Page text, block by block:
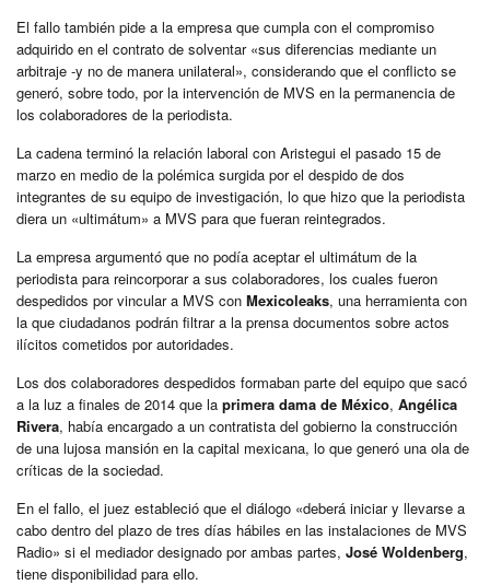
El fallo también pide a la empresa que cumpla con el compromiso
adquirido en el contrato de solventar «sus diferencias mediante un
arbitraje -y no de manera unilateral», considerando que el conflicto se
generó, sobre todo, por la intervención de MVS en la permanencia de
los colaboradores de la periodista.
La cadena terminó la relación laboral con Aristegui el pasado 15 de
marzo en medio de la polémica surgida por el despido de dos
integrantes de su equipo de investigación, lo que hizo que la periodista
diera un «ultimátum» a MVS para que fueran reintegrados.
La empresa argumentó que no podía aceptar el ultimátum de la
periodista para reincorporar a sus colaboradores, los cuales fueron
despedidos por vincular a MVS con Mexicoleaks, una herramienta con
la que ciudadanos podrán filtrar a la prensa documentos sobre actos
ilícitos cometidos por autoridades.
Los dos colaboradores despedidos formaban parte del equipo que sacó
a la luz a finales de 2014 que la primera dama de México, Angélica
Rivera, había encargado a un contratista del gobierno la construcción
de una lujosa mansión en la capital mexicana, lo que generó una ola de
críticas de la sociedad.
En el fallo, el juez estableció que el diálogo «deberá iniciar y llevarse a
cabo dentro del plazo de tres días hábiles en las instalaciones de MVS
Radio» si el mediador designado por ambas partes, José Woldenberg,
tiene disponibilidad para ello.